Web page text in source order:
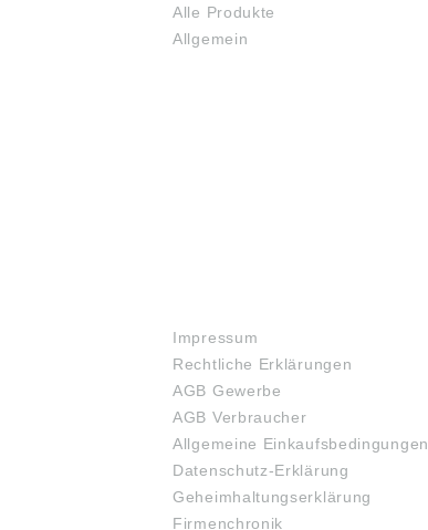
Alle Produkte
Allgemein
Impressum
Rechtliche Erklärungen
AGB Gewerbe
AGB Verbraucher
Allgemeine Einkaufsbedingungen
Datenschutz-Erklärung
Geheimhaltungserklärung
Firmenchronik